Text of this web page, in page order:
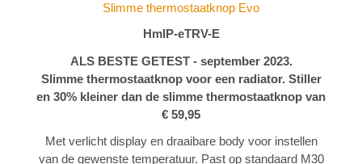
Slimme thermostaatknop Evo
HmIP-eTRV-E
ALS BESTE GETEST - september 2023.
Slimme thermostaatknop voor een radiator. Stiller
en 30% kleiner dan de slimme thermostaatknop van
€ 59,95
Met verlicht display en draaibare body voor instellen
van de gewenste temperatuur. Past op standaard M30